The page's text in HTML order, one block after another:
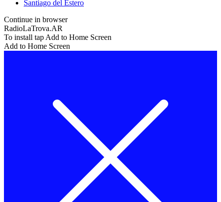
Santiago del Estero
Continue in browser
RadioLaTrova.AR
To install tap Add to Home Screen
Add to Home Screen